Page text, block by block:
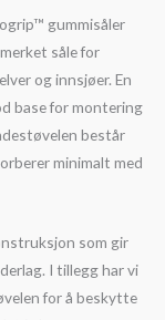
gummisåler
såle for
og innsjøer. En
base for montering
består
minimalt med
som gir
I tillegg har vi
for å beskytte